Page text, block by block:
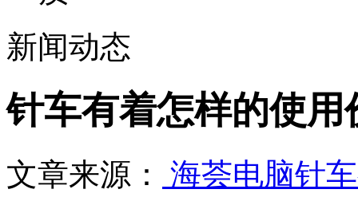
新闻动态
针车有着怎样的使用
文章来源：
海荟电脑针